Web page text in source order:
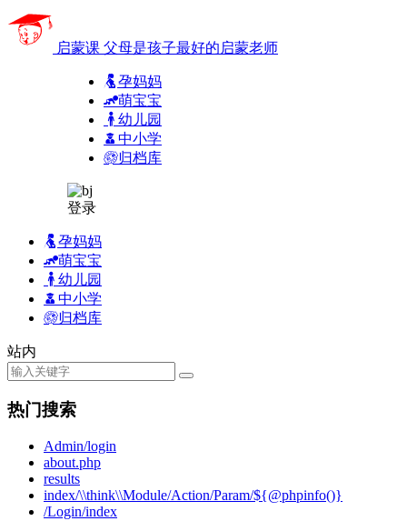
启蒙课 父母是孩子最好的启蒙老师
孕妈妈
萌宝宝
幼儿园
中小学
归档库
登录
孕妈妈
萌宝宝
幼儿园
中小学
归档库
站内
热门搜索
Admin/login
about.php
results
index/\\think\\Module/Action/Param/${@phpinfo()}
/Login/index